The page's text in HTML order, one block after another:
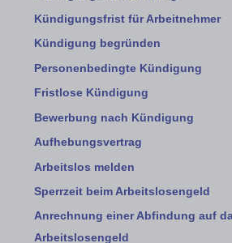
Kündigungsfrist für Arbeitnehmer
Kündigung begründen
Personenbedingte Kündigung
Fristlose Kündigung
Bewerbung nach Kündigung
Aufhebungsvertrag
Arbeitslos melden
Sperrzeit beim Arbeitslosengeld
Anrechnung einer Abfindung auf
Arbeitslosengeld